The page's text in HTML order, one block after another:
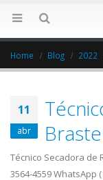
Home Blog 2022
11
abr
Técnico Secadora de
3564-4559 WhatsApp